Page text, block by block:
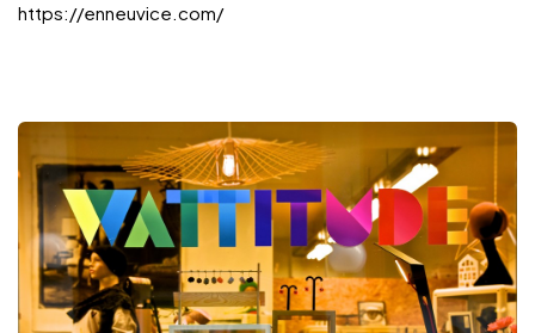
https://enneuvice.com/